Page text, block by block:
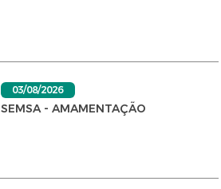
03/08/2026
SEMSA - AMAMENTAÇÃO